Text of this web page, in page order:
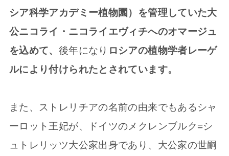
シア科学アカデミー植物園）を管理していた大
公ニコライ・ニコライエヴィチへのオマージュ
を込めて、 後年になり ロシアの植物学者レーゲ
ルにより付けられたとされています。
また、ストレリチアの名前の由来でもあるシャ
ーロット王妃が、ドイツのメクレンブルク=シ
ュトレリッツ大公家出身であり、大公家の世嗣